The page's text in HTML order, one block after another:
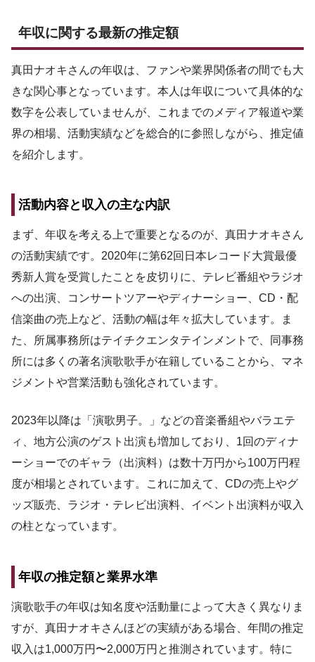
年収に関する最新の推定額
真田ナオキさんの年収は、ファンや業界関係者の間でも大
きな関心事となっています。本人は年収について具体的な
数字を公表していませんが、これまでのメディア報道や業
界の相場、活動実績などを総合的に参照しながら、推定値
を紹介します。
活動内容と収入の主な内訳
まず、年収を考える上で重要となるのが、真田ナオキさん
の活動実績です。2020年に第62回日本レコード大賞最優
秀新人賞を受賞したことを皮切りに、テレビ番組やラジオ
への出演、コンサートツアーやディナーショー、CD・配
信楽曲の売上など、活動の幅は年々拡大しています。ま
た、所属事務所はテイチクエンタテインメントで、同事務
所には多くの著名演歌歌手が在籍していることから、マネ
ジメントや営業活動も強化されています。
2023年以降は「演歌男子。」などの音楽番組やバラエテ
ィ、地方公演のゲスト出演も増加しており、1回のディナ
ーショーでのギャラ（出演料）は数十万円から100万円程
度が相場とされています。これに加えて、CDの売上やグ
ッズ販売、ラジオ・テレビ出演料、イベント出演料が収入
の柱となっています。
年収の推定額と業界水準
演歌歌手の年収は知名度や活動量によって大きく異なりま
すが、真田ナオキさんほどの実績がある場合、年間の推定
収入は1,000万円〜2,000万円と推測されています。特に